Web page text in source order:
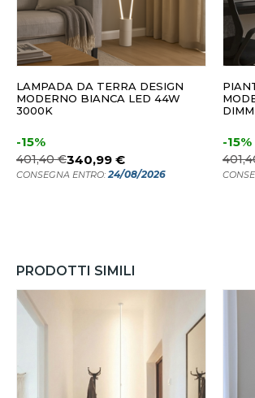
LAMPADA DA TERRA DESIGN
MODERNO BIANCA LED 44W
3000K
-15%
401,40 €340,99 €
CONSEGNA ENTRO:24/08/2026
-15%
PRODOTTI SIMILI